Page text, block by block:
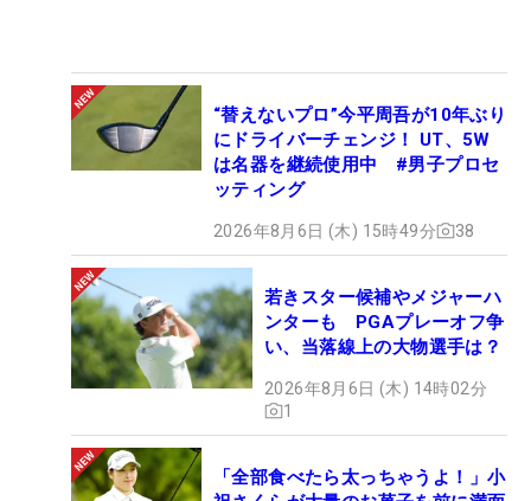
“替えないプロ”今平周吾が10年ぶり
にドライバーチェンジ！ UT、5W
は名器を継続使用中 #男子プロセ
ッティング
2026年8月6日 (木) 15時49分 38
若きスター候補やメジャーハ
ンターも PGAプレーオフ争
い、当落線上の大物選手は？
2026年8月6日 (木) 14時02分
1
「全部食べたら太っちゃうよ！」小